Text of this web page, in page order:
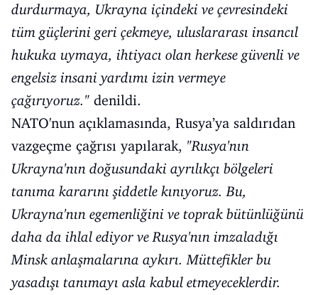
durdurmaya, Ukrayna içindeki ve çevresindeki
tüm güçlerini geri çekmeye, uluslararası insancıl
hukuka uymaya, ihtiyacı olan herkese güvenli ve
engelsiz insani yardımı izin vermeye
çağırıyoruz." denildi.
NATO'nun açıklamasında, Rusya’ya saldırıdan
vazgeçme çağrısı yapılarak, "Rusya'nın
Ukrayna'nın doğusundaki ayrılıkçı bölgeleri
tanıma kararını şiddetle kınıyoruz. Bu,
Ukrayna'nın egemenliğini ve toprak bütünlüğünü
daha da ihlal ediyor ve Rusya'nın imzaladığı
Minsk anlaşmalarına aykırı. Müttefikler bu
yasadışı tanımayı asla kabul etmeyeceklerdir.